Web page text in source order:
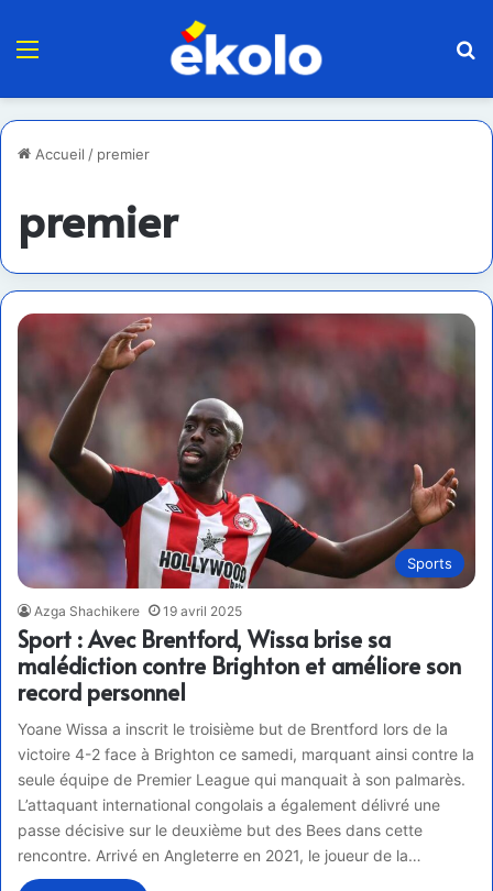
Menu
Accueil / premier
premier
Sports
Azga Shachikere 19 avril 2025
Sport : Avec Brentford, Wissa brise sa
malédiction contre Brighton et améliore son
record personnel
Yoane Wissa a inscrit le troisième but de Brentford lors de la
victoire 4-2 face à Brighton ce samedi, marquant ainsi contre la
seule équipe de Premier League qui manquait à son palmarès.
L’attaquant international congolais a également délivré une
passe décisive sur le deuxième but des Bees dans cette
rencontre. Arrivé en Angleterre en 2021, le joueur de la…